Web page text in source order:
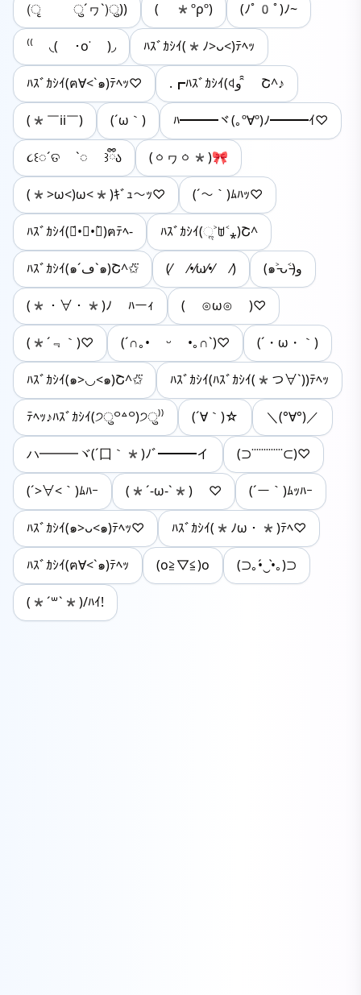
(ृ ु´ヮ`)ु)) ( *ºρº) (⁠ﾉﾟ⁠0ﾟ⁠)⁠ﾉ⁠~
⁽⁽ ◟( ･o˙ )◞ ﾊｽﾞｶｼｲ(*ﾉ>ᴗ<)ﾃﾍｯ
ﾊｽﾞｶｼｲ(ฅ∀<`๑)ﾃﾍｯ♡ .┏ﾊｽﾞｶｼｲ(ꒉو ̑̑ Շ^♪
(*￣ii￣) (´ω｀) ﾊ━━━ヾ(｡º∀º)ﾉ━━━ｲ♡
૮꒰◌´ତ `◌ ꒱ྀིა (ㆁヮㆁ*)🎀
(*>ω<)ω<*)ｷﾞｭ～ｯ♡ (´～｀)ﾑﾊｯ♡
ﾊｽﾞｶｼｲ(๑́•∀•๑̀)ฅﾃﾍ- ﾊｽﾞｶｼｲ(ૢ˃ꌂ˂⁎)Շ^
ﾊｽﾞｶｼｲ(๑´ڡ`๑)Շ^✩⃛ (⁄ ⁄•⁄ω⁄•⁄ ⁄) (๑˃̵ᴗ˂̵)ﻭ
(*・∀・*)ﾉ ﾊーｨ ( ⊙ω⊙ )♡
(*´﹃｀)♡ (´∩｡• ᵕ •｡∩`)♡ (´・ω・｀)
ﾊｽﾞｶｼｲ(๑>◡<๑)Շ^✩⃛ ﾊｽﾞｶｼｲ(ﾊｽﾞｶｼｲ(*つ∀`))ﾃﾍｯ
ﾃﾍｯ♪ﾊｽﾞｶｼｲ(੭ु꒪꒫꒪)੭ु⁾⁾ (´∀｀)☆ ＼(°∀°)／
ハ━━━ヾ(´囗｀*)ﾉﾞ━━━イ (⊃˙˙˙˙˙˙˙˙˙˙˙˙˙⊂)♡
(´>∀<｀)ﾑﾊｰ (*´-ω-`*) ♡ (´ー｀)ﾑｯﾊｰ
ﾊｽﾞｶｼｲ(๑>ᴗ<๑)ﾃﾍｯ♡ ﾊｽﾞｶｼｲ(*ﾉω・*)ﾃﾍ♡
ﾊｽﾞｶｼｲ(ฅ∀<`๑)ﾃﾍｯ (o≧▽≦)o (⊃｡•́‿•̀｡)⊃
(*´꒳`*)/ﾊｲ!